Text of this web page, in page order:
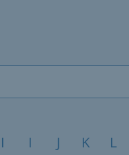
I I J K L